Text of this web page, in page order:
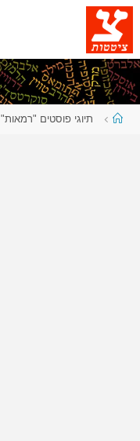
דלגו
לתוכן
עמודתיוגי פוסטים "רמאות"